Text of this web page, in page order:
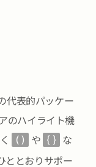
代表的パッケー
のハイライト機
() や {}
な
ととおりサポー